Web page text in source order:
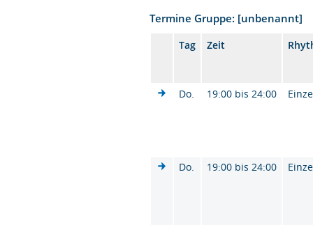
Termine Gruppe: [unbenannt]
Tag Zeit
Do. 19:00 bis 24:00
Do. 19:00 bis 24:00